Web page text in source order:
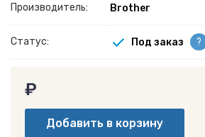
Производитель: Brother
Статус: Под заказ ?
₽